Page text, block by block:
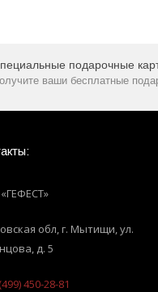
подарочные
ваши бесплатные
обл, г. Мытищи,ул.
д. 5
450-28-81